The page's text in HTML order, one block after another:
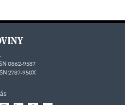
0862-9587
2787-950X